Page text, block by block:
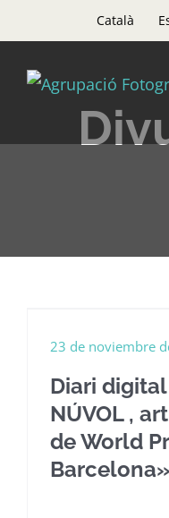
to
content
Català
Diari
NÚVOL ,
de World
Barcelona»
23 de noviembre